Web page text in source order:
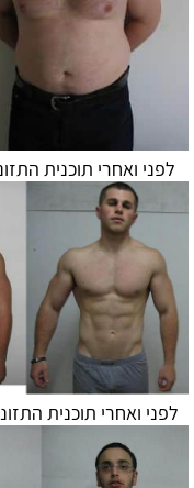
לפני ואחרי תוכנית
לפני ואחרי תוכנית